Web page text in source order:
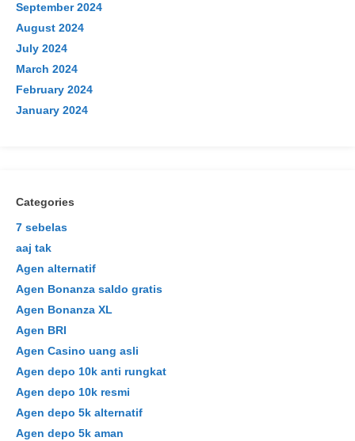
September 2024
August 2024
July 2024
March 2024
February 2024
January 2024
Categories
7 sebelas
aaj tak
Agen alternatif
Agen Bonanza saldo gratis
Agen Bonanza XL
Agen BRI
Agen Casino uang asli
Agen depo 10k anti rungkat
Agen depo 10k resmi
Agen depo 5k alternatif
Agen depo 5k aman